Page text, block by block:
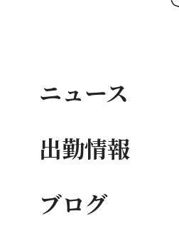
ニュース
出勤情報
ブログ